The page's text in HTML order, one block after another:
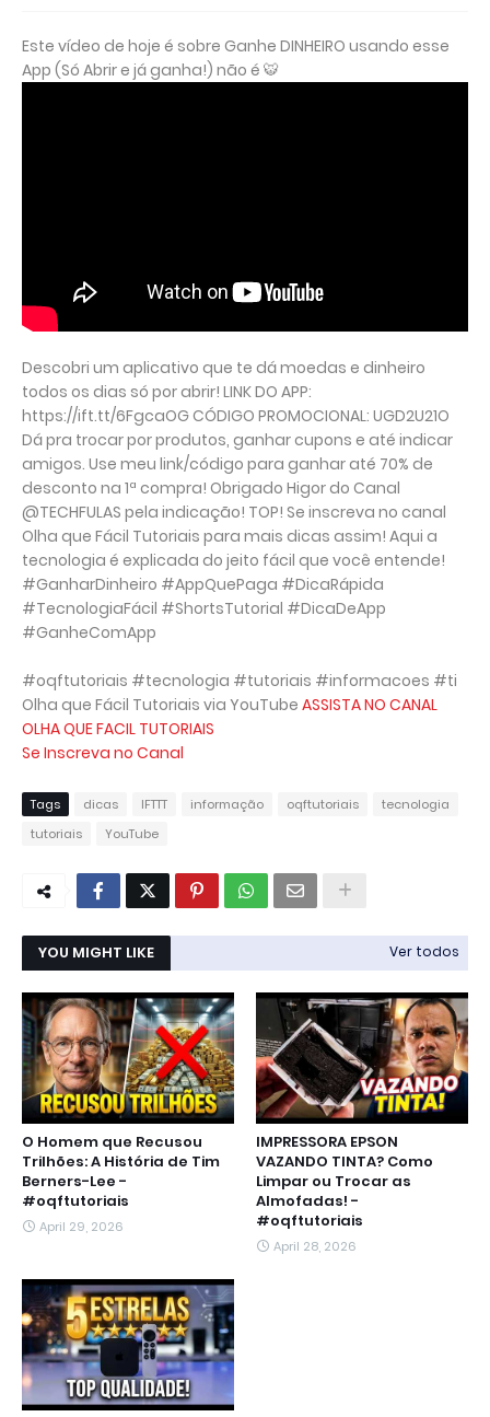
Este vídeo de hoje é sobre Ganhe DINHEIRO usando esse
App (Só Abrir e já ganha!) não é 🐯
Descobri um aplicativo que te dá moedas e dinheiro
todos os dias só por abrir! LINK DO APP:
https://ift.tt/6FgcaOG CÓDIGO PROMOCIONAL: UGD2U21O
Dá pra trocar por produtos, ganhar cupons e até indicar
amigos. Use meu link/código para ganhar até 70% de
desconto na 1ª compra! Obrigado Higor do Canal
@TECHFULAS pela indicação! TOP! Se inscreva no canal
Olha que Fácil Tutoriais para mais dicas assim! Aqui a
tecnologia é explicada do jeito fácil que você entende!
#GanharDinheiro #AppQuePaga #DicaRápida
#TecnologiaFácil #ShortsTutorial #DicaDeApp
#GanheComApp
#oqftutoriais #tecnologia #tutoriais #informacoes #ti
Olha que Fácil Tutoriais via YouTube ASSISTA NO CANAL
OLHA QUE FACIL TUTORIAIS
Se Inscreva no Canal
Tags dicas IFTTT informação oqftutoriais
tecnologia
tutoriais
YouTube
YOU MIGHT LIKE Ver todos
O Homem que Recusou
Trilhões: A História de Tim
Berners-Lee -
#oqftutoriais
April 29, 2026
IMPRESSORA EPSON
VAZANDO TINTA? Como
Limpar ou Trocar as
Almofadas! -
#oqftutoriais
April 28, 2026